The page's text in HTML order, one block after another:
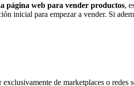
página web para vender productos,
inicial para empezar a vender. Si
de marketplaces o redes